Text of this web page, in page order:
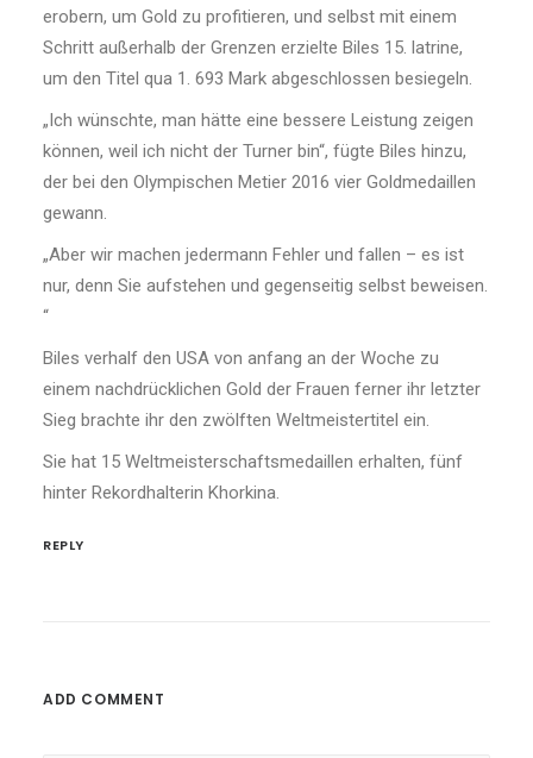
erobern, um Gold zu profitieren, und selbst mit einem
Schritt außerhalb der Grenzen erzielte Biles 15. latrine,
um den Titel qua 1. 693 Mark abgeschlossen besiegeln.
„Ich wünschte, man hätte eine bessere Leistung zeigen
können, weil ich nicht der Turner bin“, fügte Biles hinzu,
der bei den Olympischen Metier 2016 vier Goldmedaillen
gewann.
„Aber wir machen jedermann Fehler und fallen – es ist
nur, denn Sie aufstehen und gegenseitig selbst beweisen.
“
Biles verhalf den USA von anfang an der Woche zu
einem nachdrücklichen Gold der Frauen ferner ihr letzter
Sieg brachte ihr den zwölften Weltmeistertitel ein.
Sie hat 15 Weltmeisterschaftsmedaillen erhalten, fünf
hinter Rekordhalterin Khorkina.
REPLY
ADD COMMENT